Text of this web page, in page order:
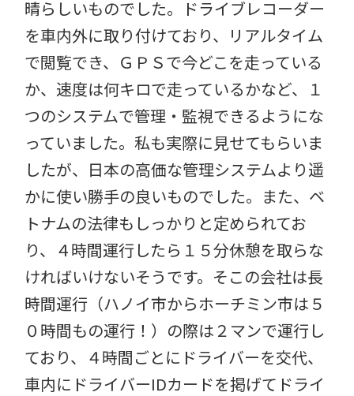
晴らしいものでした。ドライブレコーダー
を車内外に取り付けており、リアルタイム
で閲覧でき、ＧＰＳで今どこを走っている
か、速度は何キロで走っているかなど、１
つのシステムで管理・監視できるようにな
っていました。私も実際に見せてもらいま
したが、日本の高価な管理システムより遥
かに使い勝手の良いものでした。また、ベ
トナムの法律もしっかりと定められてお
り、４時間運行したら１５分休憩を取らな
ければいけないそうです。そこの会社は長
時間運行（ハノイ市からホーチミン市は５
０時間もの運行！）の際は２マンで運行し
ており、４時間ごとにドライバーを交代、
車内にドライバーIDカードを掲げてドライ